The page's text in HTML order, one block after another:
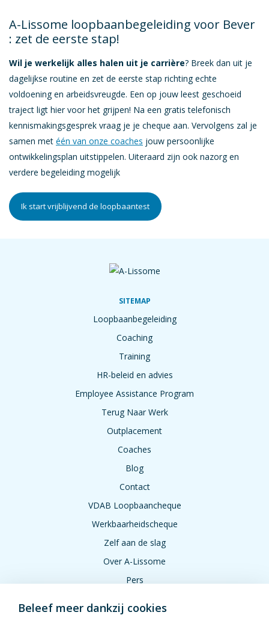
A-Lissome loopbaanbegeleiding voor Bever
: zet de eerste stap!
Wil je werkelijk alles halen uit je carrière? Breek dan uit je
dagelijkse routine en zet de eerste stap richting echte
voldoening en arbeidsvreugde. Een op jouw leest geschoeid
traject ligt hier voor het grijpen! Na een gratis telefonisch
kennismakingsgesprek vraag je je cheque aan. Vervolgens zal je
samen met één van onze coaches jouw persoonlijke
ontwikkelingsplan uitstippelen. Uiteraard zijn ook nazorg en
verdere begeleiding mogelijk
Ik start vrijblijvend de loopbaantest
SITEMAP
Loopbaanbegeleiding
Coaching
Training
HR-beleid en advies
Employee Assistance Program
Terug Naar Werk
Outplacement
Coaches
Blog
Contact
VDAB Loopbaancheque
Werkbaarheidscheque
Zelf aan de slag
Over A-Lissome
Pers
Beleef meer dankzij cookies